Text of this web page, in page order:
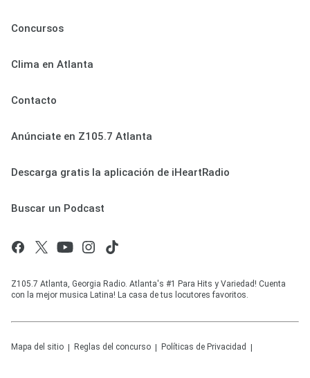
Concursos
Clima en Atlanta
Contacto
Anúnciate en Z105.7 Atlanta
Descarga gratis la aplicación de iHeartRadio
Buscar un Podcast
Z105.7 Atlanta, Georgia Radio. Atlanta's #1 Para Hits y Variedad! Cuenta
con la mejor musica Latina! La casa de tus locutores favoritos.
Mapa del sitio Reglas del concurso Políticas de Privacidad